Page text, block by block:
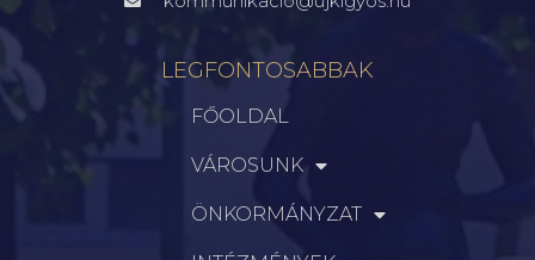
LEGFONTOSABBAK
FŐOLDAL
VÁROSUNK
ÖNKORMÁNYZAT